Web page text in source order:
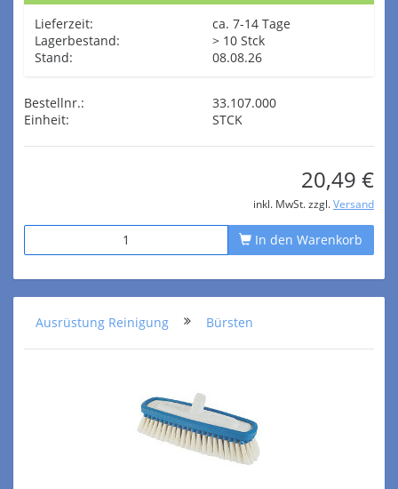
Lieferzeit:
ca. 7-14 Tage
Lagerbestand:
> 10 Stck
Stand:
08.08.26
Bestellnr.:
33.107.000
Einheit:
STCK
20,49 €
inkl. MwSt. zzgl. Versand
In den Warenkorb
Ausrüstung Reinigung Bürsten